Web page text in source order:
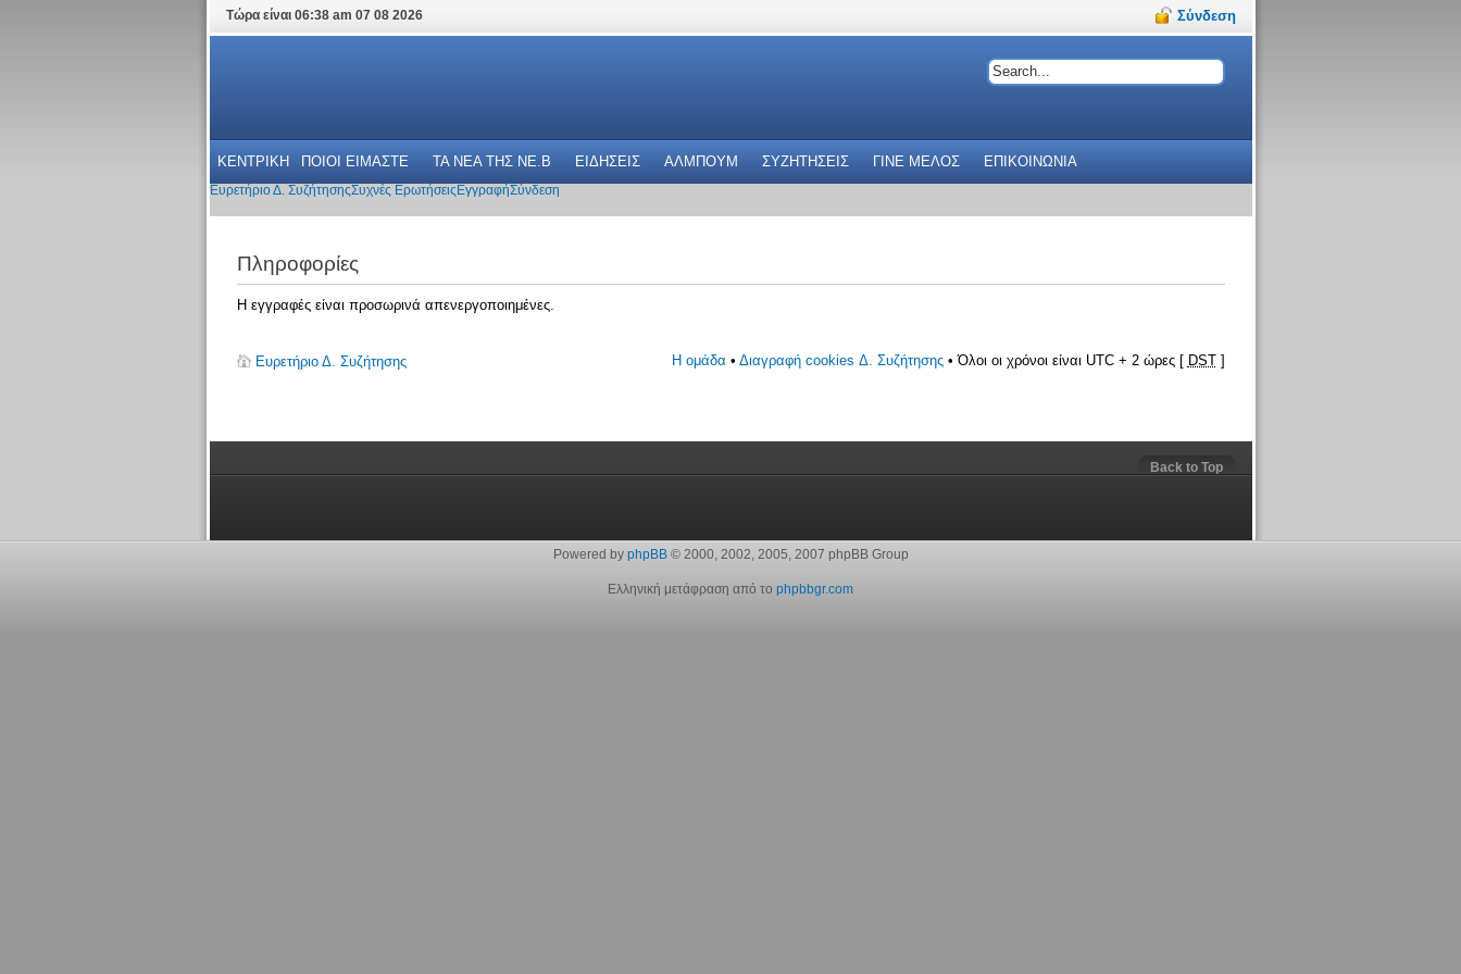
Τώρα είναι 06:38 am 07 08 2026 Σύνδεση
ΚΕΝΤΡΙΚΗ ΠΟΙΟΙ ΕΙΜΑΣΤΕ ΤΑ ΝΕΑ THΣ NE.B ΕΙΔΗΣΕΙΣ ΑΛΜΠΟΥΜ ΣΥΖΗΤΗΣΕΙΣ ΓΙΝΕ ΜΕΛΟΣ ΕΠΙΚΟΙΝΩΝΙΑ
Ευρετήριο Δ. ΣυζήτησηςΣυχνές Ερωτήσεις ΕγγραφήΣύνδεση
Πληροφορίες
Η εγγραφές είναι προσωρινά απενεργοποιημένες.
Ευρετήριο Δ. Συζήτησης Η ομάδα • Διαγραφή cookies Δ. Συζήτησης• Όλοι οι χρόνοι είναι UTC + 2 ώρες [ DST]
Back to Top
Powered by phpBB© 2000, 2002, 2005, 2007 phpBB Group
Ελληνική μετάφραση από το phpbbgr.com